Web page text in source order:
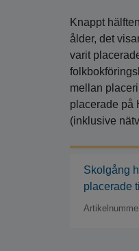
Knappt
ålder, det
varit
mellan
placerade på
(inklusive
Skolgång
placerade